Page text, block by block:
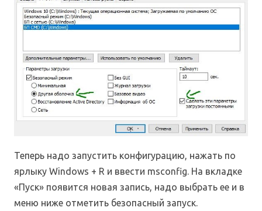
Теперь надо запустить конфигурацию, нажать по
ярлыку Windows + R и ввести msconfig. На вкладке
«Пуск» появится новая запись, надо выбрать ее и в
меню ниже отметить безопасный запуск.